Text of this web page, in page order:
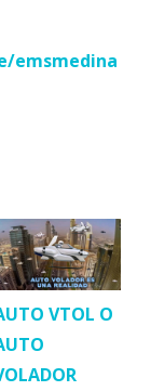
emsmedina
VTOL O